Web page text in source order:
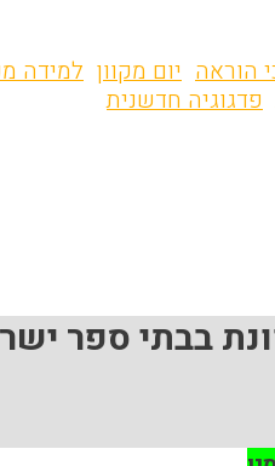
הוראה יום מקוון למידה
פדגוגיה חדשנית
בבתי ספר